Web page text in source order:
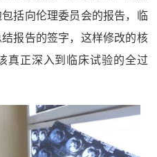
括向伦理委员会的报告，临
报告的签字，这样修改的核
真正深入到临床试验的全过